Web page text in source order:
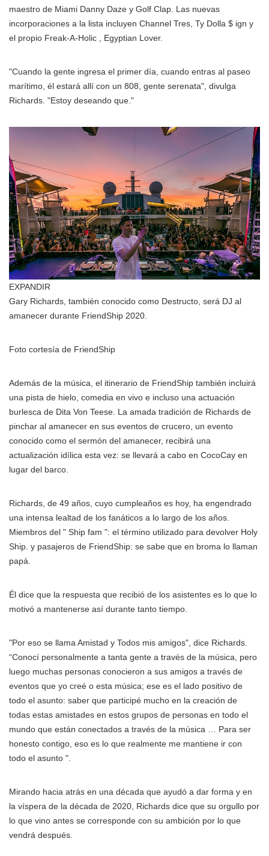
maestro de Miami Danny Daze y Golf Clap. Las nuevas
incorporaciones a la lista incluyen Channel Tres, Ty Dolla $ ign y
el propio Freak-A-Holic , Egyptian Lover.
"Cuando la gente ingresa el primer día, cuando entras al paseo
marítimo, él estará allí con un 808, gente serenata", divulga
Richards. "Estoy deseando que."
EXPANDIR
Gary Richards, también conocido como Destructo, será DJ al
amanecer durante FriendShip 2020.
Foto cortesía de FriendShip
Además de la música, el itinerario de FriendShip también incluirá
una pista de hielo, comedia en vivo e incluso una actuación
burlesca de Dita Von Teese. La amada tradición de Richards de
pinchar al amanecer en sus eventos de crucero, un evento
conocido como el sermón del amanecer, recibirá una
actualización idílica esta vez: se llevará a cabo en CocoCay en
lugar del barco.
Richards, de 49 años, cuyo cumpleaños es hoy, ha engendrado
una intensa lealtad de los fanáticos a lo largo de los años.
Miembros del " Ship fam ": el término utilizado para devolver Holy
Ship. y pasajeros de FriendShip: se sabe que en broma lo llaman
papá.
Él dice que la respuesta que recibió de los asistentes es lo que lo
motivó a mantenerse así durante tanto tiempo.
"Por eso se llama Amistad y Todos mis amigos", dice Richards.
“Conocí personalmente a tanta gente a través de la música, pero
luego muchas personas conocieron a sus amigos a través de
eventos que yo creé o esta música; ese es el lado positivo de
todo el asunto: saber que participé mucho en la creación de
todas estas amistades en estos grupos de personas en todo el
mundo que están conectados a través de la música … Para ser
honesto contigo, eso es lo que realmente me mantiene ir con
todo el asunto ".
Mirando hacia atrás en una década que ayudó a dar forma y en
la víspera de la década de 2020, Richards dice que su orgullo por
lo que vino antes se corresponde con su ambición por lo que
vendrá después.